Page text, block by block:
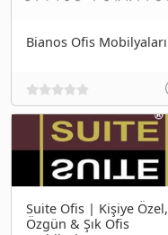
Bianos Ofis Mobilyaları
Suite Ofis | Kişiye Özel,
Özgün & Şık Ofis